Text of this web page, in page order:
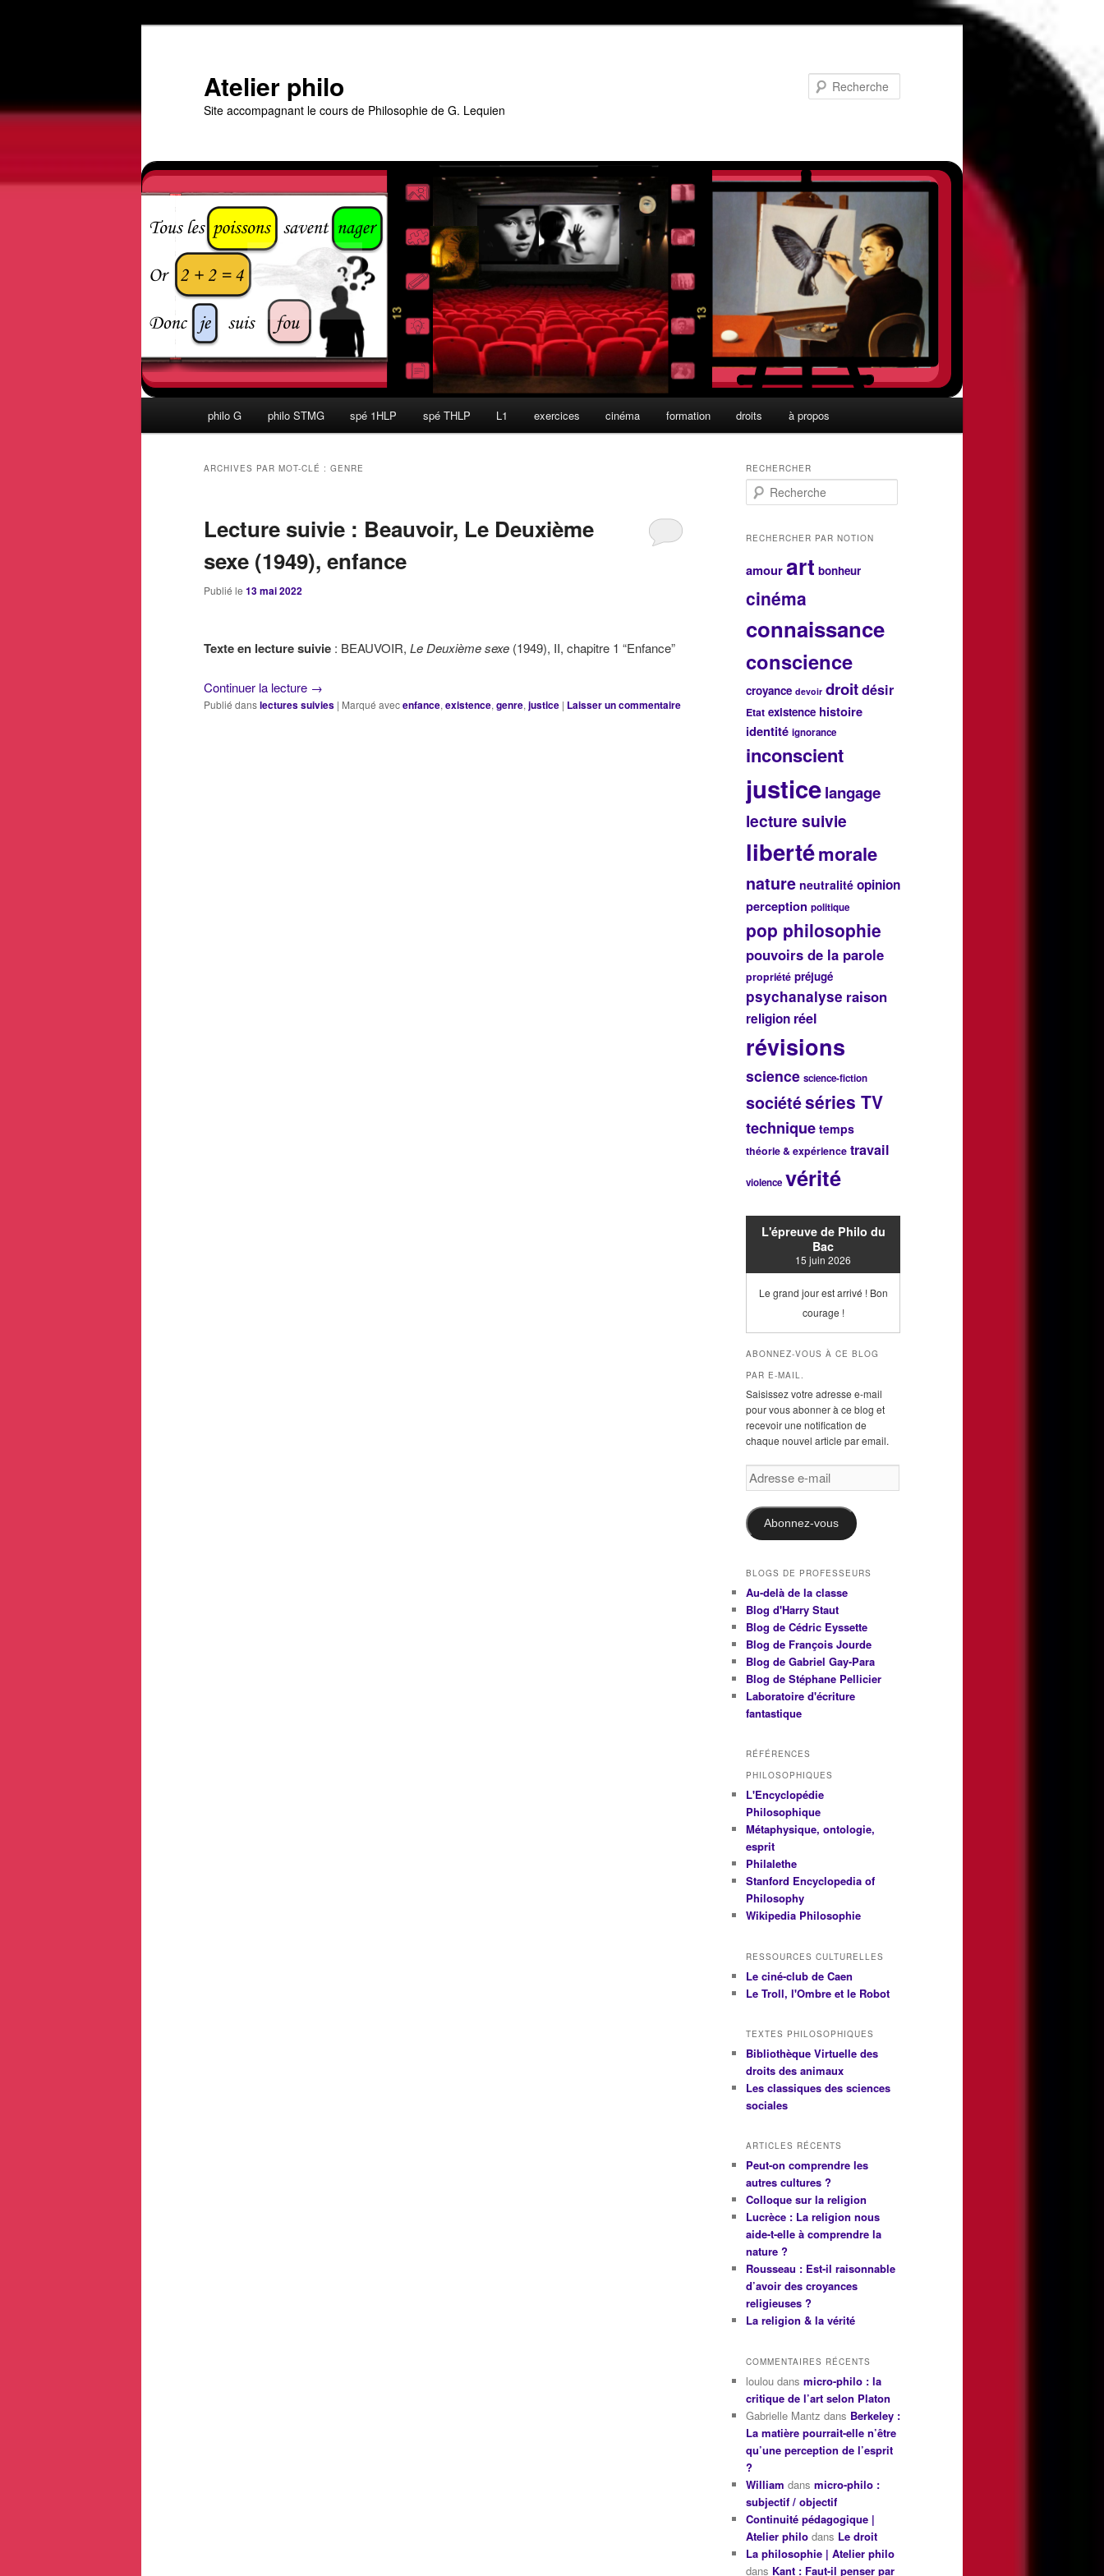
Atelier philo
Site accompagnant le cours de Philosophie de G. Lequien
philo G philo STMG spé 1HLP spé THLP L1 exercices cinéma formation droits à propos
ARCHIVES PAR MOT-CLÉ : GENRE
Lecture suivie : Beauvoir, Le Deuxième
sexe (1949), enfance
Publié le 13 mai 2022
Texte en lecture suivie : BEAUVOIR, Le Deuxième sexe (1949), II, chapitre 1 “Enfance”
Continuer la lecture →
Publié danslectures suivies | Marqué avecenfance, existence, genre, justice | Laisser un commentaire
RECHERCHER
e
h
r
h
RECHERCHER PAR NOTION
amourart bonheur
cinéma
connaissance
conscience
croyance devoir droitdésir
Etat existence histoire
identité ignorance
inconscient
justicelangage
lecture suivie
libertémorale
nature neutralité opinion
perception politique
pop philosophie
pouvoirs de la parole
propriété préjugé
psychanalyse raison
religion réel
révisions
science science-fiction
sociétéséries TV
technique temps
théorie & expérience travail
violence vérité
L'épreuve de Philo du
Bac
15 juin 2026
Le grand jour est arrivé ! Bon
courage !
ABONNEZ-VOUS À CE BLOG
PAR E-MAIL.
Saisissez votre adresse e-mail
pour vous abonner à ce blog et
recevoir une notification de
chaque nouvel article par email.
Adresse
e-
Abonnez-vous
BLOGS DE PROFESSEURS
Au-delà de la classe
Blog d'Harry Staut
Blog de Cédric Eyssette
Blog de François Jourde
Blog de Gabriel Gay-Para
Blog de Stéphane Pellicier
Laboratoire d'écriture
fantastique
RÉFÉRENCES
PHILOSOPHIQUES
L'Encyclopédie
Philosophique
Métaphysique, ontologie,
esprit
Philalethe
Stanford Encyclopedia of
Philosophy
Wikipedia Philosophie
RESSOURCES CULTURELLES
Le ciné-club de Caen
Le Troll, l'Ombre et le Robot
TEXTES PHILOSOPHIQUES
Bibliothèque Virtuelle des
droits des animaux
Les classiques des sciences
sociales
ARTICLES RÉCENTS
Peut-on comprendre les
autres cultures ?
Colloque sur la religion
Lucrèce : La religion nous
aide-t-elle à comprendre la
nature ?
Rousseau : Est-il raisonnable
d’avoir des croyances
religieuses ?
La religion & la vérité
COMMENTAIRES RÉCENTS
loulou dans micro-philo : la
critique de l’art selon Platon
Gabrielle Mantz dans Berkeley :
La matière pourrait-elle n’être
qu’une perception de l’esprit
?
William dans micro-philo :
subjectif / objectif
Continuité pédagogique |
Atelier philo dans Le droit
La philosophie | Atelier philo
dans Kant : Faut-il penser par